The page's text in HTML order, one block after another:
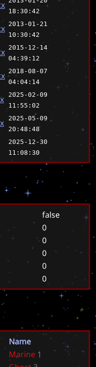
18:30:42
2013-01-21
10:30:42
2015-12-14
04:39:12
2018-08-07
04:04:14
2025-02-09
11:55:02
2025-05-09
20:48:48
2025-12-30
11:08:30
false
0
0
0
0
0
Name
Marine 1